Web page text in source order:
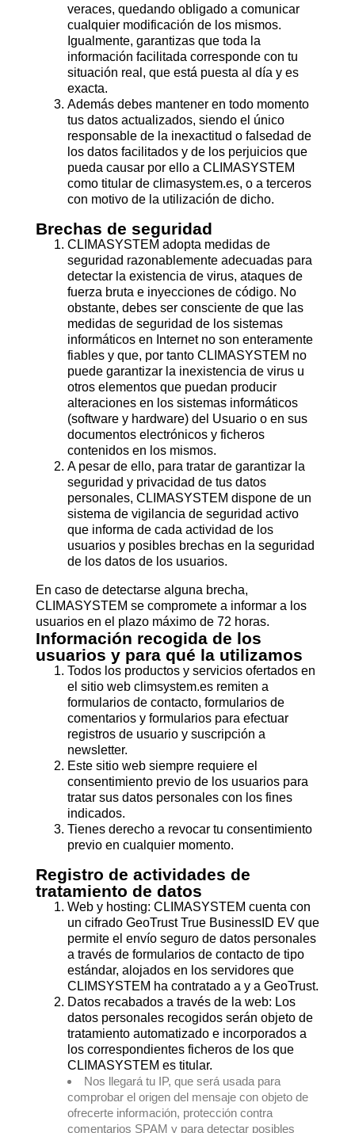
veraces, quedando obligado a comunicar
cualquier modificación de los mismos.
Igualmente, garantizas que toda la
información facilitada corresponde con tu
situación real, que está puesta al día y es
exacta.
Además debes mantener en todo momento
tus datos actualizados, siendo el único
responsable de la inexactitud o falsedad de
los datos facilitados y de los perjuicios que
pueda causar por ello a CLIMASYSTEM
como titular de climasystem.es, o a terceros
con motivo de la utilización de dicho.
Brechas de seguridad
CLIMASYSTEM adopta medidas de
seguridad razonablemente adecuadas para
detectar la existencia de virus, ataques de
fuerza bruta e inyecciones de código. No
obstante, debes ser consciente de que las
medidas de seguridad de los sistemas
informáticos en Internet no son enteramente
fiables y que, por tanto CLIMASYSTEM no
puede garantizar la inexistencia de virus u
otros elementos que puedan producir
alteraciones en los sistemas informáticos
(software y hardware) del Usuario o en sus
documentos electrónicos y ficheros
contenidos en los mismos.
A pesar de ello, para tratar de garantizar la
seguridad y privacidad de tus datos
personales, CLIMASYSTEM dispone de un
sistema de vigilancia de seguridad activo
que informa de cada actividad de los
usuarios y posibles brechas en la seguridad
de los datos de los usuarios.
En caso de detectarse alguna brecha,
CLIMASYSTEM se compromete a informar a los
usuarios en el plazo máximo de 72 horas.
Información recogida de los
usuarios y para qué la utilizamos
Todos los productos y servicios ofertados en
el sitio web climsystem.es remiten a
formularios de contacto, formularios de
comentarios y formularios para efectuar
registros de usuario y suscripción a
newsletter.
Este sitio web siempre requiere el
consentimiento previo de los usuarios para
tratar sus datos personales con los fines
indicados.
Tienes derecho a revocar tu consentimiento
previo en cualquier momento.
Registro de actividades de
tratamiento de datos
Web y hosting: CLIMASYSTEM cuenta con
un cifrado GeoTrust True BusinessID EV que
permite el envío seguro de datos personales
a través de formularios de contacto de tipo
estándar, alojados en los servidores que
CLIMSYSTEM ha contratado a y a GeoTrust.
Datos recabados a través de la web: Los
datos personales recogidos serán objeto de
tratamiento automatizado e incorporados a
los correspondientes ficheros de los que
CLIMASYSTEM es titular.
Nos llegará tu IP, que será usada para
comprobar el origen del mensaje con objeto de
ofrecerte información, protección contra
comentarios SPAM y para detectar posibles